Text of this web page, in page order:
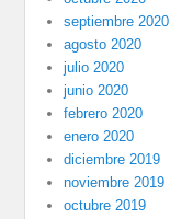
septiembre 2020
agosto 2020
julio 2020
junio 2020
febrero 2020
enero 2020
diciembre 2019
noviembre 2019
octubre 2019